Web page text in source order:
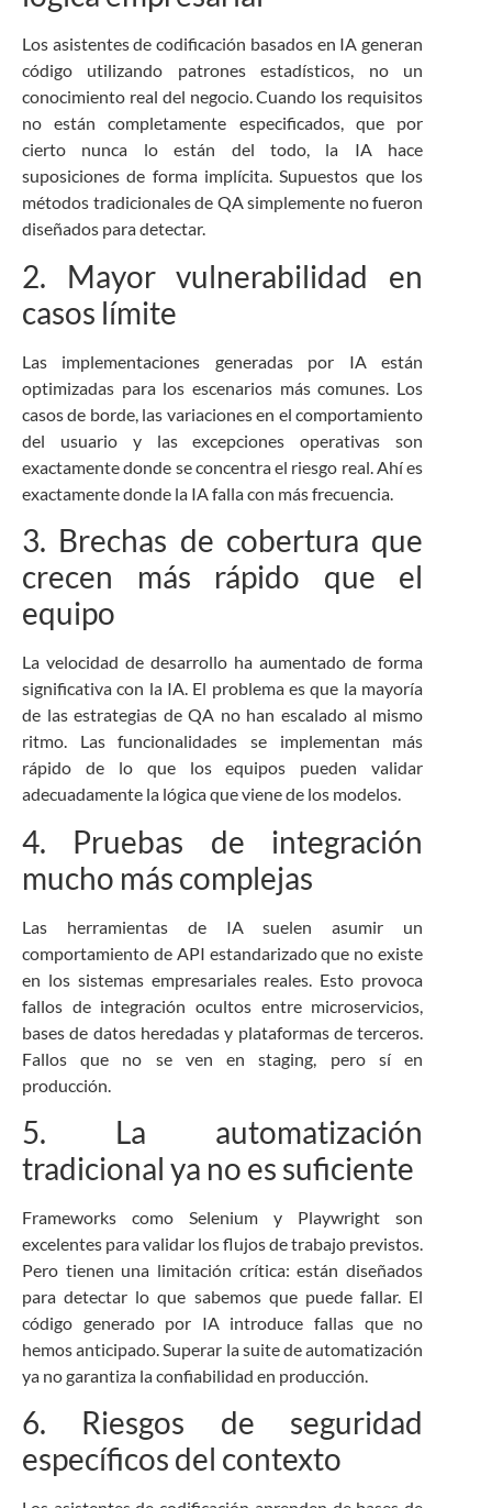
Los asistentes de codificación basados en IA generan
código utilizando patrones estadísticos, no un
conocimiento real del negocio. Cuando los requisitos
no están completamente especificados, que por
cierto nunca lo están del todo, la IA hace
suposiciones de forma implícita. Supuestos que los
métodos tradicionales de QA simplemente no fueron
diseñados para detectar.
2. Mayor vulnerabilidad en
casos límite
Las implementaciones generadas por IA están
optimizadas para los escenarios más comunes. Los
casos de borde, las variaciones en el comportamiento
del usuario y las excepciones operativas son
exactamente donde se concentra el riesgo real. Ahí es
exactamente donde la IA falla con más frecuencia.
3. Brechas de cobertura que
crecen más rápido que el
equipo
La velocidad de desarrollo ha aumentado de forma
significativa con la IA. El problema es que la mayoría
de las estrategias de QA no han escalado al mismo
ritmo. Las funcionalidades se implementan más
rápido de lo que los equipos pueden validar
adecuadamente la lógica que viene de los modelos.
4. Pruebas de integración
mucho más complejas
Las herramientas de IA suelen asumir un
comportamiento de API estandarizado que no existe
en los sistemas empresariales reales. Esto provoca
fallos de integración ocultos entre microservicios,
bases de datos heredadas y plataformas de terceros.
Fallos que no se ven en staging, pero sí en
producción.
5. La automatización
tradicional ya no es suficiente
Frameworks como Selenium y Playwright son
excelentes para validar los flujos de trabajo previstos.
Pero tienen una limitación crítica: están diseñados
para detectar lo que sabemos que puede fallar. El
código generado por IA introduce fallas que no
hemos anticipado. Superar la suite de automatización
ya no garantiza la confiabilidad en producción.
6. Riesgos de seguridad
específicos del contexto